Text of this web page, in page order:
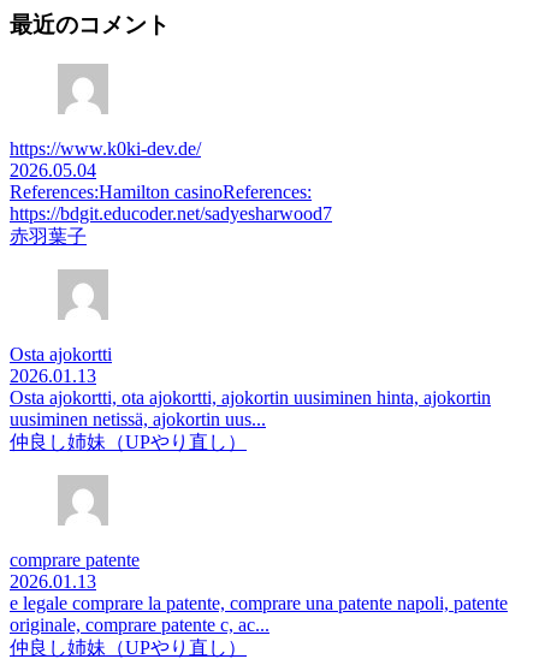
最近のコメント
https://www.k0ki-dev.de/
2026.05.04
References:Hamilton casinoReferences:
https://bdgit.educoder.net/sadyesharwood7
赤羽葉子
Osta ajokortti
2026.01.13
Osta ajokortti, ota ajokortti, ajokortin uusiminen hinta, ajokortin
uusiminen netissä, ajokortin uus...
仲良し姉妹（UPやり直し）
comprare patente
2026.01.13
e legale comprare la patente, comprare una patente napoli, patente
originale, comprare patente c, ac...
仲良し姉妹（UPやり直し）